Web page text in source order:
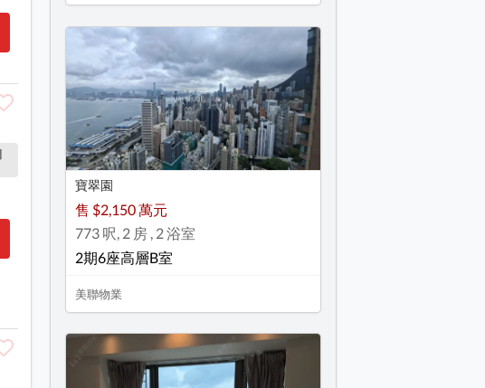
寶翠園
售 $2,150 萬元
773 呎, 2 房 , 2 浴室
2期6座高層B室
美聯物業